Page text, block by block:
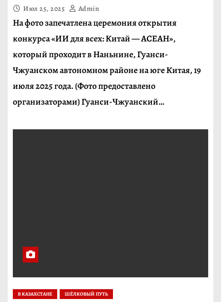
Июл 25, 2025 Admin
На фото запечатлена церемония открытия
конкурса «ИИ для всех: Китай — АСЕАН»,
который проходит в Наньнине, Гуанси-
Чжуанском автономном районе на юге Китая, 19
июля 2025 года. (Фото предоставлено
организаторами) Гуанси-Чжуанский…
В КАЗАХСТАНЕ ШЁЛКОВЫЙ ПУТЬ